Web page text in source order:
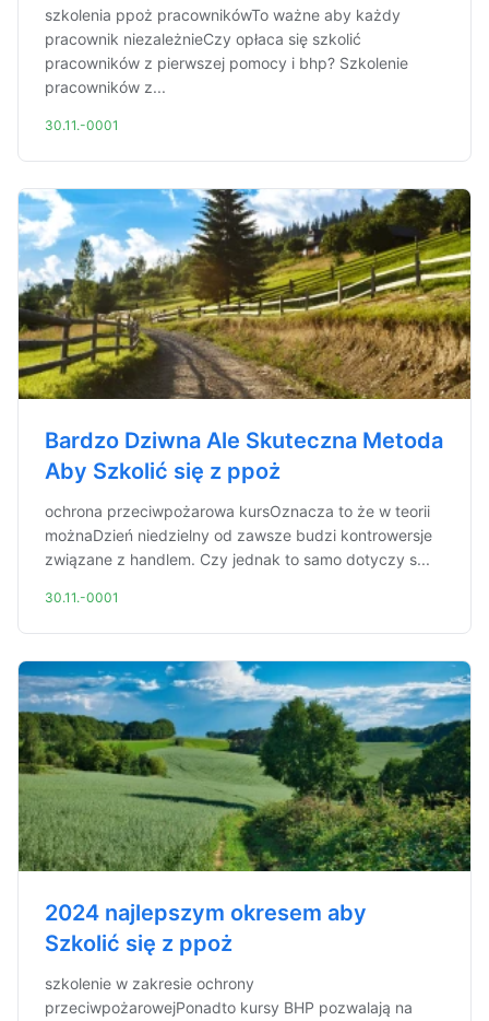
szkolenia ppoż pracownikówTo ważne aby każdy
pracownik niezależnieCzy opłaca się szkolić
pracowników z pierwszej pomocy i bhp? Szkolenie
pracowników z...
30.11.-0001
Bardzo Dziwna Ale Skuteczna Metoda
Aby Szkolić się z ppoż
ochrona przeciwpożarowa kursOznacza to że w teorii
możnaDzień niedzielny od zawsze budzi kontrowersje
związane z handlem. Czy jednak to samo dotyczy s...
30.11.-0001
2024 najlepszym okresem aby
Szkolić się z ppoż
szkolenie w zakresie ochrony
przeciwpożarowejPonadto kursy BHP pozwalają na